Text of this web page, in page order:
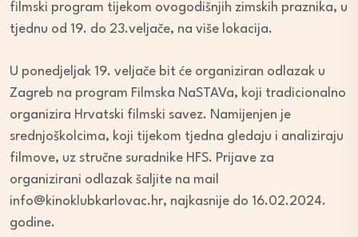
filmski program tijekom ovogodišnjih zimskih praznika, u
tjednu od 19. do 23.veljače, na više lokacija.
U ponedjeljak 19. veljače bit će organiziran odlazak u
Zagreb na program Filmska NaSTAVa, koji tradicionalno
organizira Hrvatski filmski savez. Namijenjen je
srednjoškolcima, koji tijekom tjedna gledaju i analiziraju
filmove, uz stručne suradnike HFS. Prijave za
organizirani odlazak šaljite na mail
info@kinoklubkarlovac.hr, najkasnije do 16.02.2024.
godine.